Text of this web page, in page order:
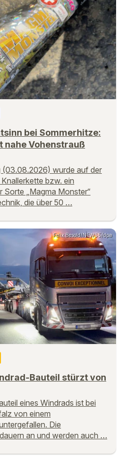
bei Sommerhitze:
nahe Vohenstrauß
(03.08.2026) wurde auf der
bzw. ein
Sorte „Magma Monster“
die über 50 …
Felix Besold/NEWS5/dpa
Bauteil stürzt von
eines Windrads ist bei
von einem
Die
an und werden auch …